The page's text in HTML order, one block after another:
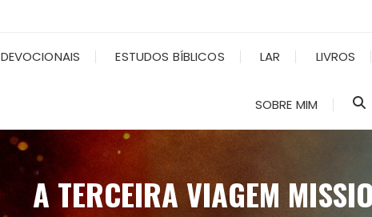
DEVOCIONAIS ESTUDOS BÍBLICOS LAR LIVROS
SOBRE MIM
A TERCEIRA VIAGEM